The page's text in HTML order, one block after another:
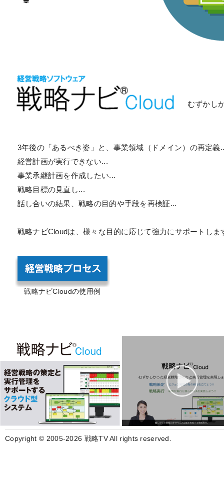
むずかし
3年後の「あるべき姿」と、事業領域（ドメイン）の再定義
経営計画が実行できない...
事業承継計画を作成したい...
戦略目標の見直し...
話し合いの結果、戦略の目的や手段を再検証...
戦略ナビCloudは、様々な目的に応じて強力にサポートしま
戦略ナビCloudの使用例
Copyright © 2005-2026 戦略TV All rights reserved.